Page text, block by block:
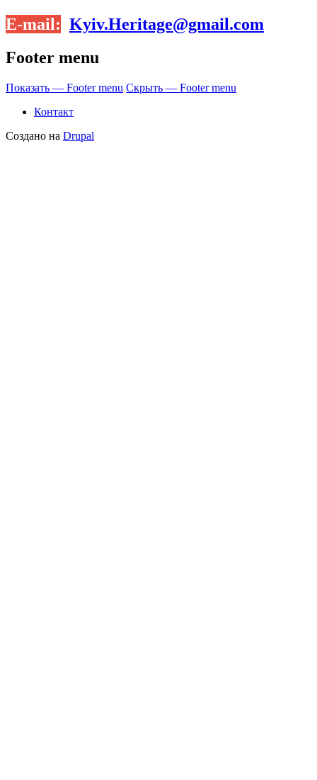
E-mail: Kyiv.Heritage@gmail.com
Footer menu
Показать — Footer menu Скрыть — Footer menu
Контакт
Создано на Drupal